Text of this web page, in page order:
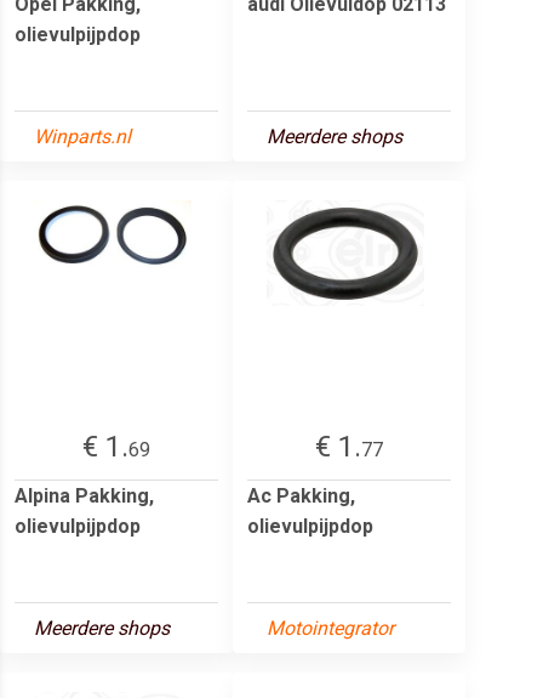
olievulpijpdop
Winparts.nl Meerdere shops
€ 1.69
Alpina Pakking,
olievulpijpdop
Meerdere shops
€ 1.77
Ac Pakking,
olievulpijpdop
Motointegrator